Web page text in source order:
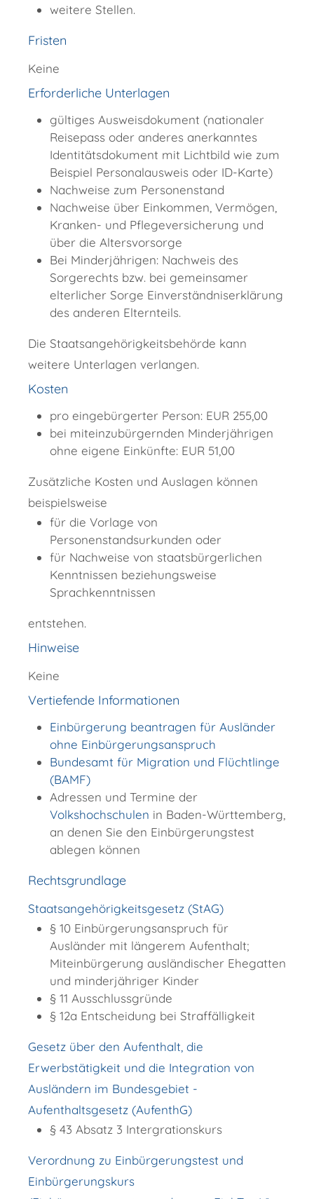
weitere Stellen.
Fristen
Keine
Erforderliche Unterlagen
gültiges Ausweisdokument (nationaler
Reisepass oder anderes anerkanntes
Identitätsdokument mit Lichtbild wie zum
Beispiel Personalausweis oder ID-Karte)
Nachweise zum Personenstand
Nachweise über Einkommen, Vermögen,
Kranken- und Pflegeversicherung und
über die Altersvorsorge
Bei Minderjährigen: Nachweis des
Sorgerechts bzw. bei gemeinsamer
elterlicher Sorge Einverständniserklärung
des anderen Elternteils.
Die Staatsangehörigkeitsbehörde kann
weitere Unterlagen verlangen.
Kosten
pro eingebürgerter Person: EUR 255,00
bei miteinzubürgernden Minderjährigen
ohne eigene Einkünfte: EUR 51,00
Zusätzliche Kosten und Auslagen können
beispielsweise
für die Vorlage von
Personenstandsurkunden oder
für Nachweise von staatsbürgerlichen
Kenntnissen beziehungsweise
Sprachkenntnissen
entstehen.
Hinweise
Keine
Vertiefende Informationen
Einbürgerung beantragen für Ausländer
ohne Einbürgerungsanspruch
Bundesamt für Migration und Flüchtlinge
(BAMF)
Adressen und Termine der
Volkshochschulen in Baden-Württemberg,
an denen Sie den Einbürgerungstest
ablegen können
Rechtsgrundlage
Staatsangehörigkeitsgesetz (StAG)
§ 10 Einbürgerungsanspruch für
Ausländer mit längerem Aufenthalt;
Miteinbürgerung ausländischer Ehegatten
und minderjähriger Kinder
§ 11 Ausschlussgründe
§ 12a Entscheidung bei Straffälligkeit
Gesetz über den Aufenthalt, die
Erwerbstätigkeit und die Integration von
Ausländern im Bundesgebiet -
Aufenthaltsgesetz (AufenthG)
§ 43 Absatz 3 Intergrationskurs
Verordnung zu Einbürgerungstest und
Einbürgerungskurs